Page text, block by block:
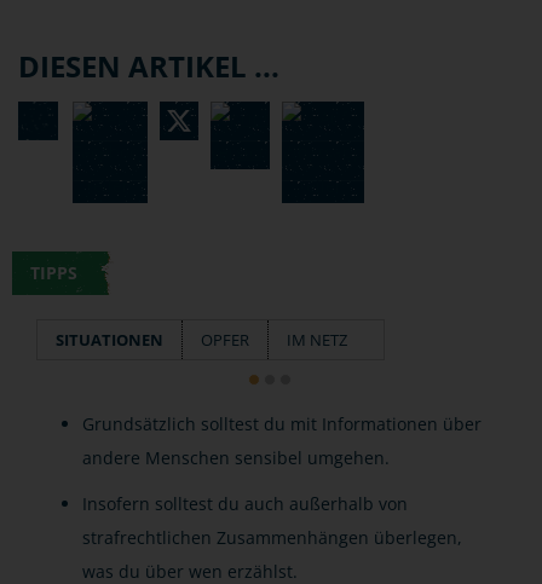
DIESEN ARTIKEL ...
TIPPS
SITUATIONEN OPFER IM NETZ
Grundsätzlich solltest du mit Informationen über
andere Menschen sensibel umgehen.
Insofern solltest du auch außerhalb von
strafrechtlichen Zusammenhängen überlegen,
was du über wen erzählst.